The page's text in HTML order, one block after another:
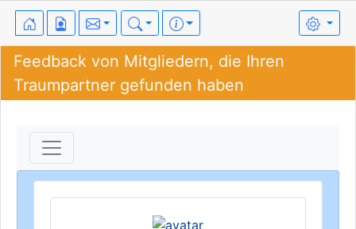
Feedback von Mitgliedern, die Ihren
Traumpartner gefunden haben